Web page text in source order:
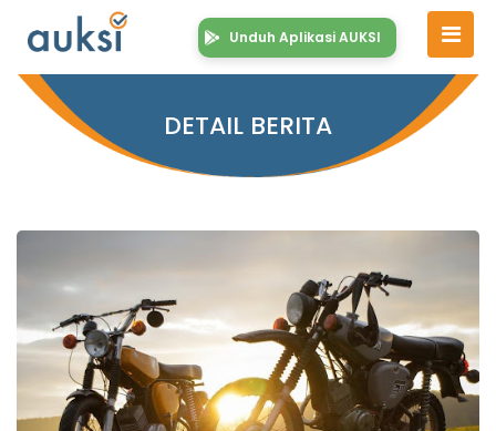
Unduh Aplikasi AUKSI
DETAIL BERITA